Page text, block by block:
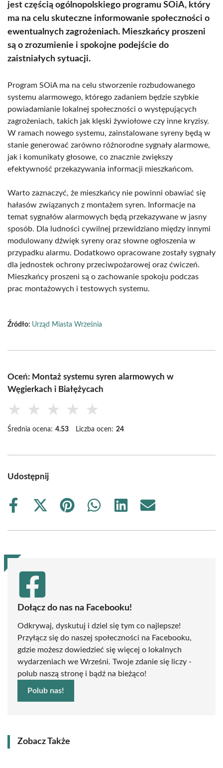
jest częścią ogólnopolskiego programu SOiA, który
ma na celu skuteczne informowanie społeczności o
ewentualnych zagrożeniach. Mieszkańcy proszeni
są o zrozumienie i spokojne podejście do
zaistniałych sytuacji.
Program SOiA ma na celu stworzenie rozbudowanego
systemu alarmowego, którego zadaniem będzie szybkie
powiadamianie lokalnej społeczności o występujących
zagrożeniach, takich jak klęski żywiołowe czy inne kryzisy.
W ramach nowego systemu, zainstalowane syreny będą w
stanie generować zarówno różnorodne sygnały alarmowe,
jak i komunikaty głosowe, co znacznie zwiększy
efektywność przekazywania informacji mieszkańcom.
Warto zaznaczyć, że mieszkańcy nie powinni obawiać się
hałasów związanych z montażem syren. Informacje na
temat sygnałów alarmowych będą przekazywane w jasny
sposób. Dla ludności cywilnej przewidziano między innymi
modulowany dźwięk syreny oraz słowne ogłoszenia w
przypadku alarmu. Dodatkowo opracowane zostały sygnały
dla jednostek ochrony przeciwpożarowej oraz ćwiczeń.
Mieszkańcy proszeni są o zachowanie spokoju podczas
prac montażowych i testowych systemu.
Źródło: Urząd Miasta Września
Oceń: Montaż systemu syren alarmowych w
Węgierkach i Białężycach
★ ★ ★ ★ ★
Średnia ocena: 4.53 Liczba ocen: 24
Udostępnij
Share
Share
(Twitter)
Share
Share
Share
Share
Dołącz do nas na Facebooku!
Odkrywaj, dyskutuj i dziel się tym co najlepsze!
Przyłącz się do naszej społeczności na Facebooku,
gdzie możesz dowiedzieć się więcej o lokalnych
wydarzeniach we Wrześni. Twoje zdanie się liczy -
polub naszą stronę i bądź na bieżąco!
Polub nas!
Zobacz Także